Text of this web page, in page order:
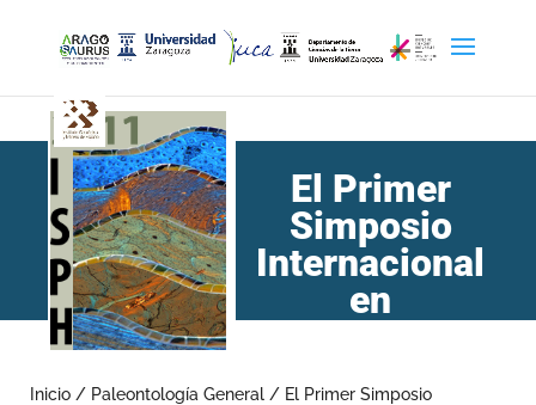
El Primer
Simposio
Internacional
en
Inicio / Paleontología General / El Primer Simposio